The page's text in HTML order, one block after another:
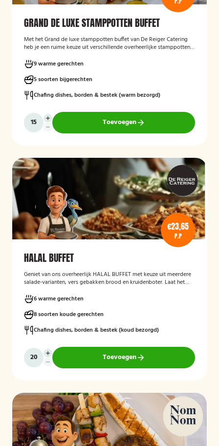
GRAND DE LUXE STAMPPOTTEN BUFFET
Met het Grand de luxe stamppotten buffet van De Reiger Catering
heb je een ruime keuze uit verschillende overheerlijke stamppotten
9 warme gerechten
5 soorten bijgerechten
Chafing dishes, borden & bestek (warm bezorgd)
Toevoegen
€23,65
P.P
HALAL BUFFET
Geniet van ons overheerlijk HALAL BUFFET met keuze uit meerdere
salade-varianten, vers gebakken brood en kruidenboter. Laat het
6 warme gerechten
8 soorten koude gerechten
Chafing dishes, borden & bestek (koud bezorgd)
Toevoegen